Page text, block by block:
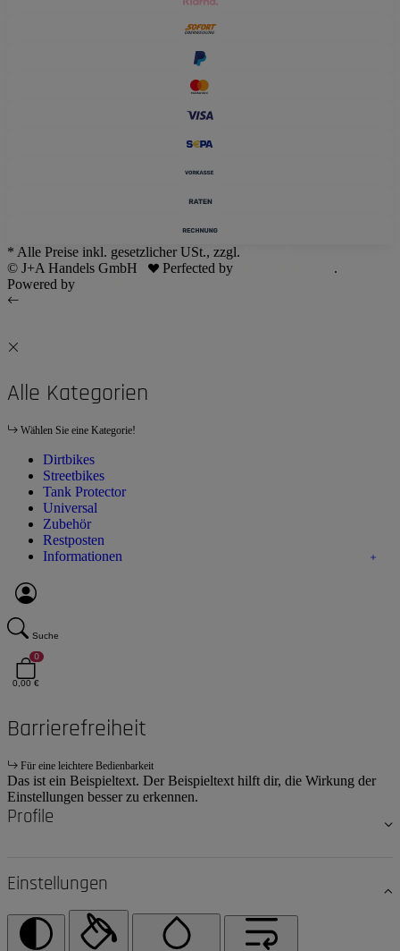
* Alle Preise inkl. gesetzlicher USt., zzgl.
© J+A Handels GmbH
Perfected by
.
Powered by
Alle Kategorien
Wählen Sie eine Kategorie!
Dirtbikes
Streetbikes
Tank Protector
Universal
Zubehör
Restposten
Informationen
Suche
0
0,00 €
Barrierefreiheit
Für eine leichtere Bedienbarkeit
Das ist ein Beispieltext. Der Beispieltext hilft dir, die Wirkung der
Einstellungen besser zu erkennen.
Profile
Einstellungen